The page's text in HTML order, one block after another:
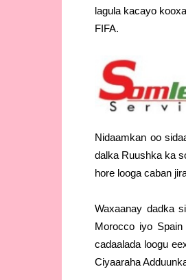
lagula kacayo
FIFA.
Nidaamkan oo
dalka Ruushka ka
hore looga caban
Waxaanay dadka
Morocco iyo
cadaalada loogu
Ciyaaraha